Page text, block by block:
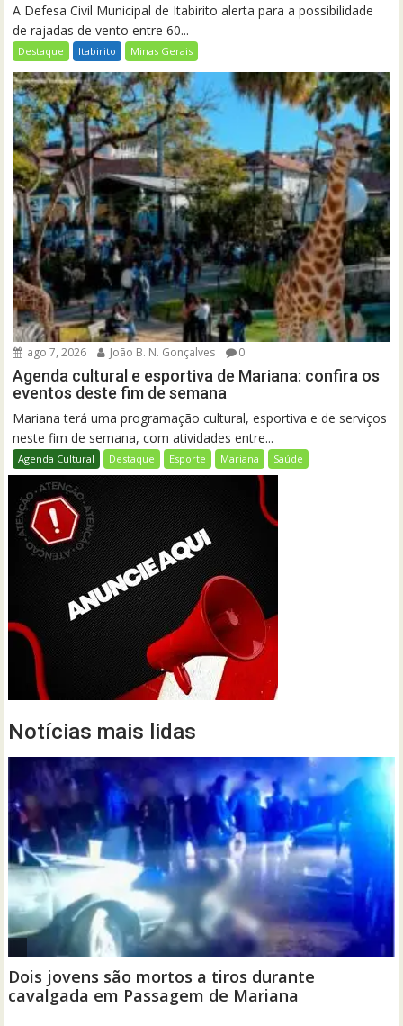
A Defesa Civil Municipal de Itabirito alerta para a possibilidade
de rajadas de vento entre 60...
Destaque Itabirito Minas Gerais
ago 7, 2026 João B. N. Gonçalves 0
Agenda cultural e esportiva de Mariana: confira os
eventos deste fim de semana
Mariana terá uma programação cultural, esportiva e de serviços
neste fim de semana, com atividades entre...
Agenda Cultural Destaque Esporte Mariana Saúde
Notícias mais lidas